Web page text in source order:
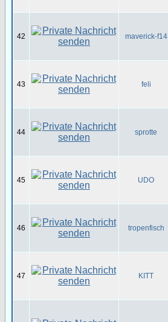
42 maverick-f14
43 feli
44 sprotte
45 UDO
46 tropenfisch
47 KITT